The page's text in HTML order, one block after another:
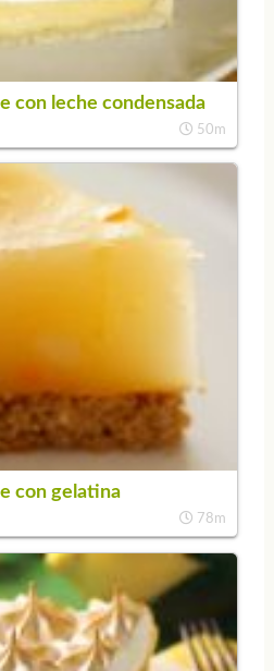
con leche condensada
50m
con gelatina
78m